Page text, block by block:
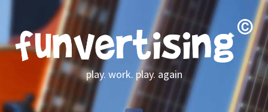
play. work. play. again